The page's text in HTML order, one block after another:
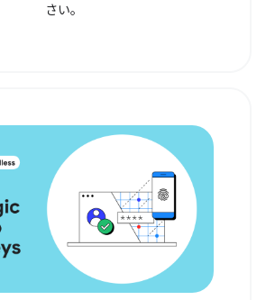
さい。